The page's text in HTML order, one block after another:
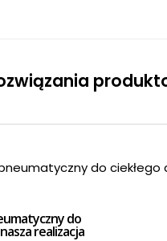
do
realizacja